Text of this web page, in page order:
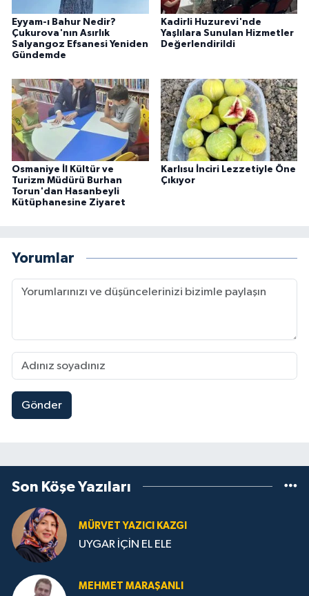
Eyyam-ı Bahur Nedir?
Çukurova'nın Asırlık
Salyangoz Efsanesi Yeniden
Gündemde
Kadirli Huzurevi'nde
Yaşlılara Sunulan Hizmetler
Değerlendirildi
Osmaniye İl Kültür ve
Turizm Müdürü Burhan
Torun'dan Hasanbeyli
Kütüphanesine Ziyaret
Karlısu İnciri Lezzetiyle Öne
Çıkıyor
Yorumlar
Gönder
Son Köşe Yazıları
MÜRVET YAZICI KAZGI
UYGAR İÇİN EL ELE
MEHMET MARAŞANLI